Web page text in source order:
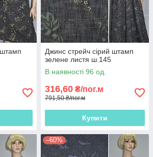
Джинс стрейч сірий штамп
зелене листя ш.145
В наявності 96 од.
316,60 ₴/пог.м
791,50 ₴/пог.м
Купити
–60%